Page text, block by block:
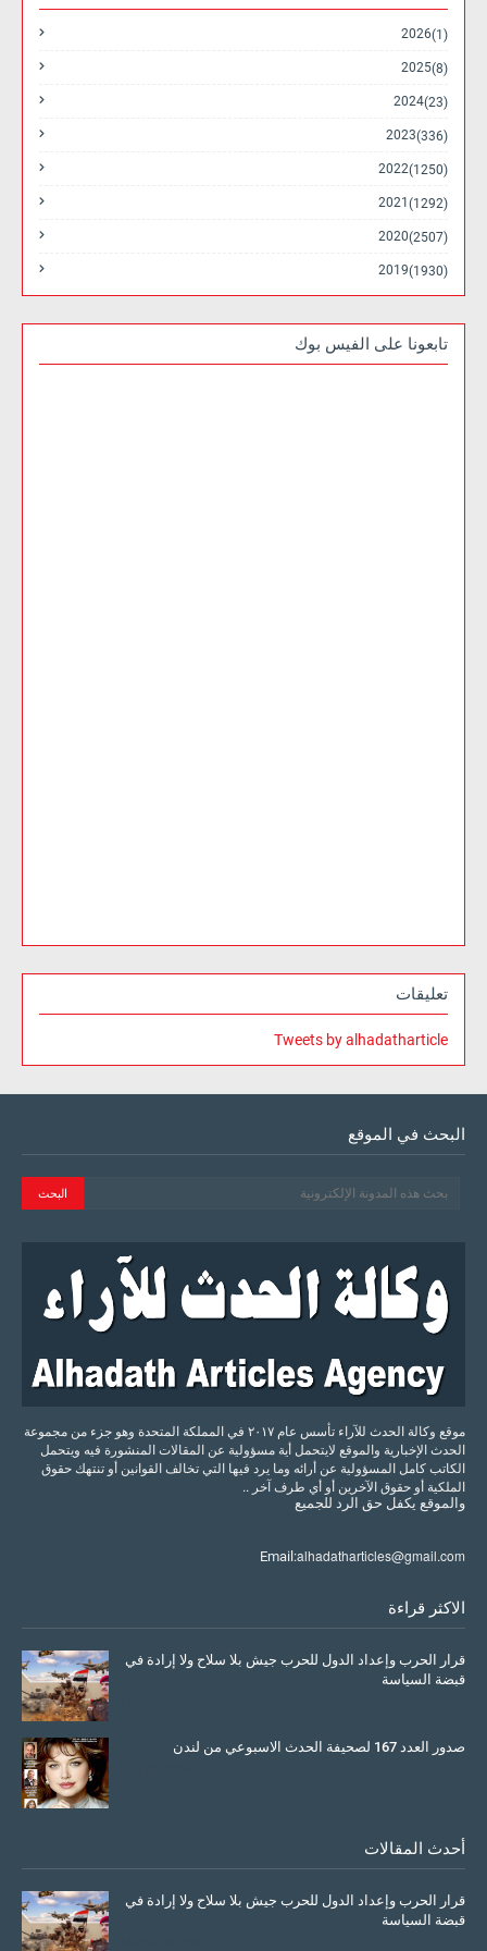
2026 (1)
2025 (8)
2024 (23)
2023 (336)
2022 (1250)
2021 (1292)
2020 (2507)
2019 (1930)
تابعونا على الفيس بوك
تعليقات
Tweets by alhadatharticle
البحث في الموقع
موقع وكالة الحدث للآراء تأسس عام ٢٠١٧ في المملكة المتحدة وهو جزء من مجموعة
الحدث الإخبارية والموقع لايتحمل أية مسؤولية عن المقالات المنشورة فيه ويتحمل
الكاتب كامل المسؤولية عن أرائه وما يرد فيها التي تخالف القوانين أو تنتهك حقوق
الملكية أو حقوق الآخرين أو أي طرف آخر ..
والموقع يكفل حق الرد للجميع
Email:alhadatharticles@gmail.com
الاكثر قراءة
قرار الحرب وإعداد الدول للحرب جيش بلا سلاح ولا إرادة في
قبضة السياسة
صدور العدد 167 لصحيفة الحدث الاسبوعي من لندن
أحدث المقالات
قرار الحرب وإعداد الدول للحرب جيش بلا سلاح ولا إرادة في
قبضة السياسة